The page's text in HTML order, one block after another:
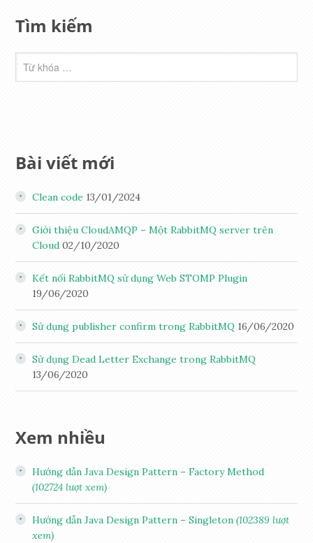
Tìm kiếm
Bài viết mới
Clean code 13/01/2024
Giới thiệu CloudAMQP – Một RabbitMQ server trên
Cloud 02/10/2020
Kết nối RabbitMQ sử dụng Web STOMP Plugin
19/06/2020
Sử dụng publisher confirm trong RabbitMQ 16/06/2020
Sử dụng Dead Letter Exchange trong RabbitMQ
13/06/2020
Xem nhiều
Hướng dẫn Java Design Pattern – Factory Method
(102724 lượt xem)
Hướng dẫn Java Design Pattern – Singleton(102389 lượt
xem)